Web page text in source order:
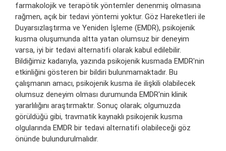
farmakolojik ve terapötik yöntemler denenmiş olmasına
rağmen, açık bir tedavi yöntemi yoktur. Göz Hareketleri ile
Duyarsızlaştırma ve Yeniden İşleme (EMDR), psikojenik
kusma oluşumunda altta yatan olumsuz bir deneyim
varsa, iyi bir tedavi alternatifi olarak kabul edilebilir.
Bildiğimiz kadarıyla, yazında psikojenik kusmada EMDR'nin
etkinliğini gösteren bir bildiri bulunmamaktadır. Bu
çalışmanın amacı, psikojenik kusma ile ilişkili olabilecek
olumsuz deneyim olması durumunda EMDR'nin klinik
yararlılığını araştırmaktır. Sonuç olarak; olgumuzda
görüldüğü gibi, travmatik kaynaklı psikojenik kusma
olgularında EMDR bir tedavi alternatifi olabileceği göz
önünde bulundurulmalıdır.